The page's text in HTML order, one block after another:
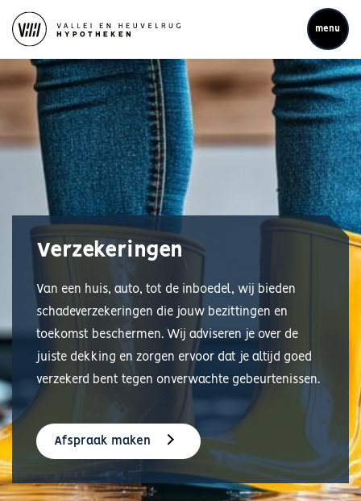
menu
Verzekeringen
Van een huis, auto, tot de inboedel, wij bieden
schadeverzekeringen die jouw bezittingen en
toekomst beschermen. Wij adviseren je over de
juiste dekking en zorgen ervoor dat je altijd goed
verzekerd bent tegen onverwachte gebeurtenissen.
Afspraak maken